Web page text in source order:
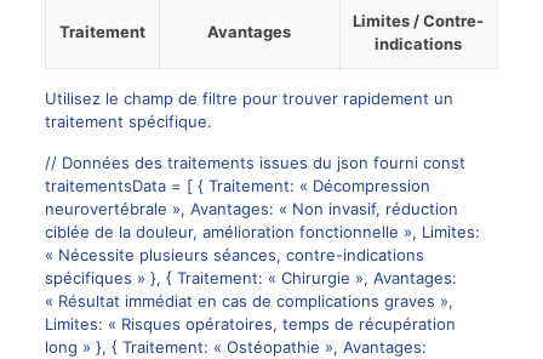
Traitement Avantages
Limites / Contre-
indications
Utilisez le champ de filtre pour trouver rapidement un
traitement spécifique.
// Données des traitements issues du json fourni const
traitementsData = [ { Traitement: « Décompression
neurovertébrale », Avantages: « Non invasif, réduction
ciblée de la douleur, amélioration fonctionnelle », Limites:
« Nécessite plusieurs séances, contre-indications
spécifiques » }, { Traitement: « Chirurgie », Avantages:
« Résultat immédiat en cas de complications graves »,
Limites: « Risques opératoires, temps de récupération
long » }, { Traitement: « Ostéopathie », Avantages: